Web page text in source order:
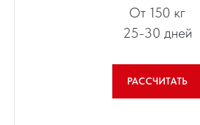
От 150 кг
25-30 дней
РАССЧИТАТЬ